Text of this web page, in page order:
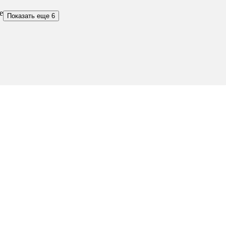
Показать еще 6